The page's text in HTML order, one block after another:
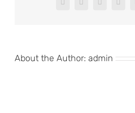
Facebook
X Reddit
About the Author: admin